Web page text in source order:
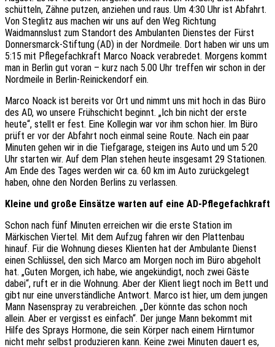
schütteln, Zähne putzen, anziehen und raus. Um 4:30 Uhr ist Abfahrt.
Von Steglitz aus machen wir uns auf den Weg Richtung
Waidmannslust zum Standort des Ambulanten Dienstes der Fürst
Donnersmarck-Stiftung (AD) in der Nordmeile. Dort haben wir uns um
5:15 mit Pflegefachkraft Marco Noack verabredet. Morgens kommt
man in Berlin gut voran – kurz nach 5.00 Uhr treffen wir schon in der
Nordmeile in Berlin-Reinickendorf ein.
Marco Noack ist bereits vor Ort und nimmt uns mit hoch in das Büro
des AD, wo unsere Frühschicht beginnt. „Ich bin nicht der erste
heute“, stellt er fest. Eine Kollegin war vor ihm schon hier. Im Büro
prüft er vor der Abfahrt noch einmal seine Route. Nach ein paar
Minuten gehen wir in die Tiefgarage, steigen ins Auto und um 5:20
Uhr starten wir. Auf dem Plan stehen heute insgesamt 29 Stationen.
Am Ende des Tages werden wir ca. 60 km im Auto zurückgelegt
haben, ohne den Norden Berlins zu verlassen.
Kleine und große Einsätze warten auf eine AD-Pflegefachkraft
Schon nach fünf Minuten erreichen wir die erste Station im
Märkischen Viertel. Mit dem Aufzug fahren wir den Plattenbau
hinauf. Für die Wohnung dieses Klienten hat der Ambulante Dienst
einen Schlüssel, den sich Marco am Morgen noch im Büro abgeholt
hat. „Guten Morgen, ich habe, wie angekündigt, noch zwei Gäste
dabei“, ruft er in die Wohnung. Aber der Klient liegt noch im Bett und
gibt nur eine unverständliche Antwort. Marco ist hier, um dem jungen
Mann Nasenspray zu verabreichen. „Der könnte das schon noch
allein. Aber er vergisst es einfach“. Der junge Mann bekommt mit
Hilfe des Sprays Hormone, die sein Körper nach einem Hirntumor
nicht mehr selbst produzieren kann. Keine zwei Minuten dauert es,